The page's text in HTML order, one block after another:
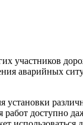
участников
аварийных
установки
работ доступно